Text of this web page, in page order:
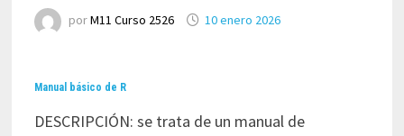
porM11 Curso 2526 10 enero 2026
Manual básico de R
DESCRIPCIÓN: se trata de un manual de